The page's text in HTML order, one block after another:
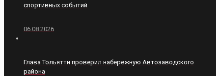
спортивных событий
06.08.2026
Глава Тольятти проверил набережную Автозаводского
района